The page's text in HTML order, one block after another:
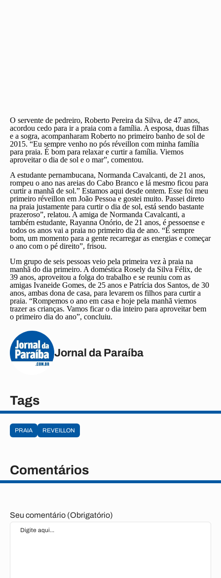
O servente de pedreiro, Roberto Pereira da Silva, de 47 anos,
acordou cedo para ir a praia com a família. A esposa, duas filhas
e a sogra, acompanharam Roberto no primeiro banho de sol de
2015. “Eu sempre venho no pós réveillon com minha família
para praia. É bom para relaxar e curtir a família. Viemos
aproveitar o dia de sol e o mar”, comentou.
A estudante pernambucana, Normanda Cavalcanti, de 21 anos,
rompeu o ano nas areias do Cabo Branco e lá mesmo ficou para
curtir a manhã de sol.” Estamos aqui desde ontem. Esse foi meu
primeiro réveillon em João Pessoa e gostei muito. Passei direto
na praia justamente para curtir o dia de sol, está sendo bastante
prazeroso”, relatou. A amiga de Normanda Cavalcanti, a
também estudante, Rayanna Onório, de 21 anos, é pessoense e
todos os anos vai a praia no primeiro dia de ano. “É sempre
bom, um momento para a gente recarregar as energias e começar
o ano com o pé direito”, frisou.
Um grupo de seis pessoas veio pela primeira vez à praia na
manhã do dia primeiro. A doméstica Rosely da Silva Félix, de
39 anos, aproveitou a folga do trabalho e se reuniu com as
amigas Ivaneide Gomes, de 25 anos e Patrícia dos Santos, de 30
anos, ambas dona de casa, para levarem os filhos para curtir a
praia. “Rompemos o ano em casa e hoje pela manhã viemos
trazer as crianças. Vamos ficar o dia inteiro para aproveitar bem
o primeiro dia do ano”, concluiu.
Jornal da Paraíba
Tags
PRAIA REVEILLON
Comentários
Seu comentário (Obrigatório)